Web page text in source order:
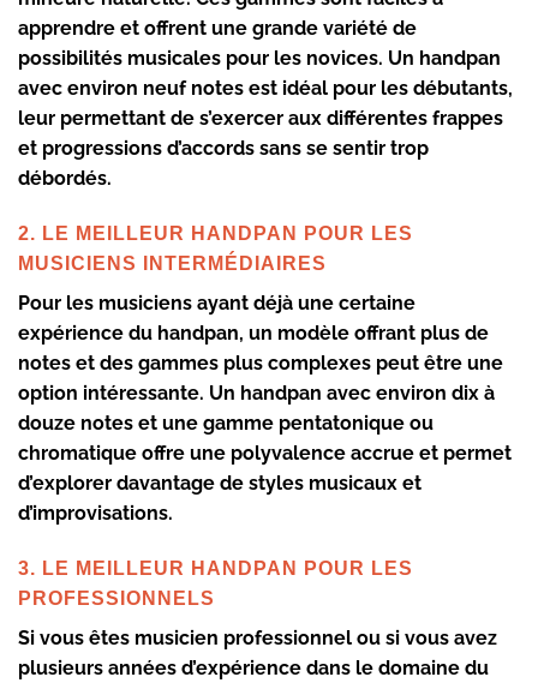
apprendre et offrent une grande variété de
possibilités musicales pour les novices. Un handpan
avec environ neuf notes est idéal pour les débutants,
leur permettant de s’exercer aux différentes frappes
et progressions d’accords sans se sentir trop
débordés.
2. LE MEILLEUR HANDPAN POUR LES
MUSICIENS INTERMÉDIAIRES
Pour les musiciens ayant déjà une certaine
expérience du handpan, un modèle offrant plus de
notes et des gammes plus complexes peut être une
option intéressante. Un handpan avec environ dix à
douze notes et une gamme pentatonique ou
chromatique offre une polyvalence accrue et permet
d’explorer davantage de styles musicaux et
d’improvisations.
3. LE MEILLEUR HANDPAN POUR LES
PROFESSIONNELS
Si vous êtes musicien professionnel ou si vous avez
plusieurs années d’expérience dans le domaine du